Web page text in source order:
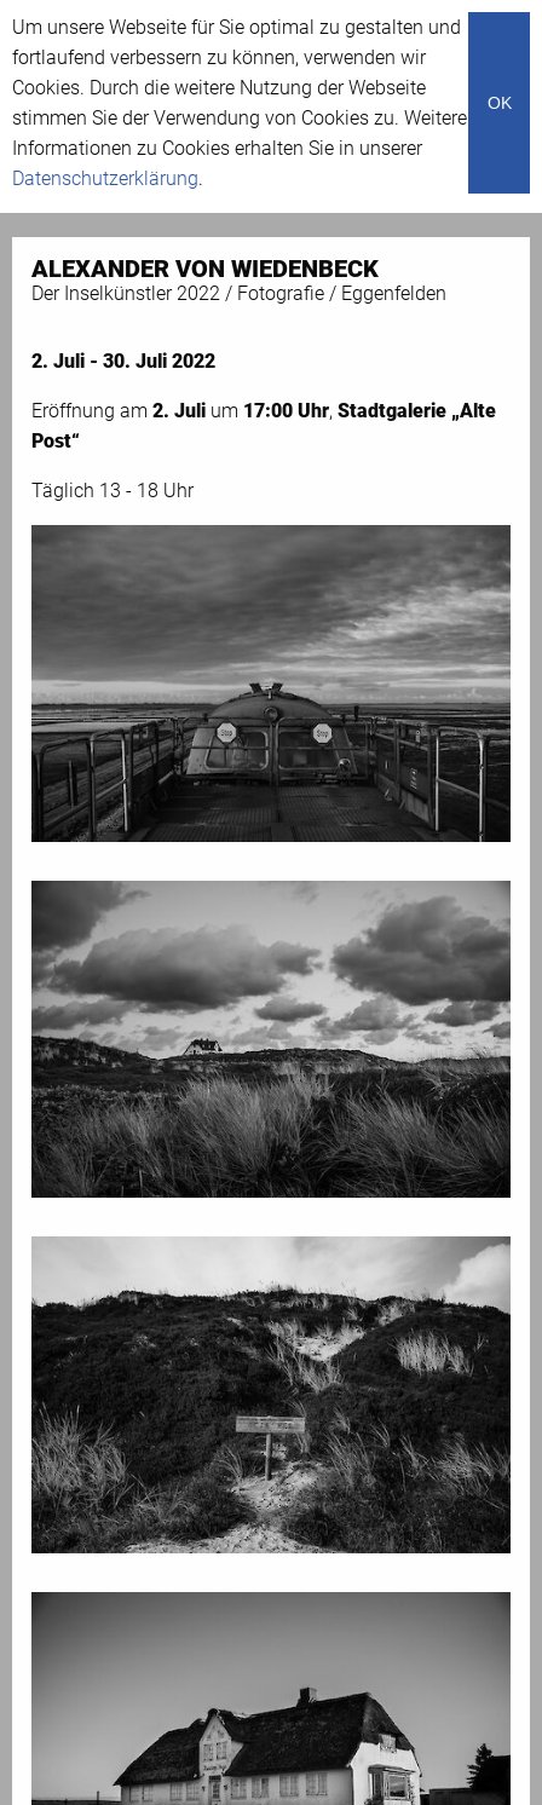
Ausstellungen
ALEXANDER VON WIEDENBECK
Der Inselkünstler 2022 / Fotografie / Eggenfelden
2. Juli - 30. Juli 2022
Eröffnung am 2. Juli um 17:00 Uhr, Stadtgalerie „Alte
Post“
Täglich 13 - 18 Uhr
Um unsere Webseite für Sie optimal zu gestalten und
fortlaufend verbessern zu können, verwenden wir
Cookies. Durch die weitere Nutzung der Webseite
stimmen Sie der Verwendung von Cookies zu. Weitere
Informationen zu Cookies erhalten Sie in unserer
Datenschutzerklärung.
OK